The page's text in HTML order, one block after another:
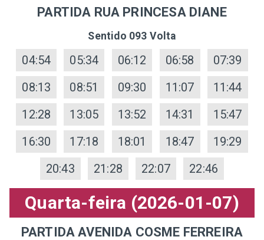
PARTIDA RUA PRINCESA DIANE
Sentido 093 Volta
04:54 05:34 06:12 06:58
07:39
08:13
08:51 09:30 11:07
11:44
12:28
13:05 13:52 14:31
15:47
16:30
17:18 18:01 18:47
19:29
20:43
21:28 22:07 22:46
Quarta-feira (2026-01-07)
PARTIDA AVENIDA COSME FERREIRA